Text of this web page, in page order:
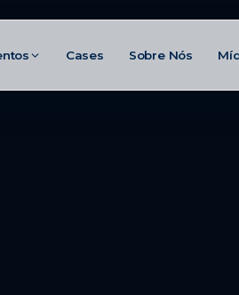
Cases Sobre Nós